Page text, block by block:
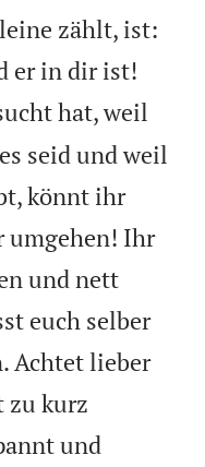
zählt, ist:
er in dir ist!
hat, weil
seid und weil
könnt ihr
umgehen! Ihr
und nett
euch selber
Achtet lieber
zu kurz
und